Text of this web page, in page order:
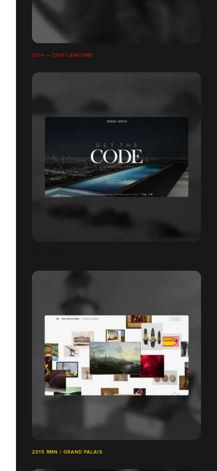
2014 — 2016 LANCÔME
2015 RMN / GRAND PALAIS